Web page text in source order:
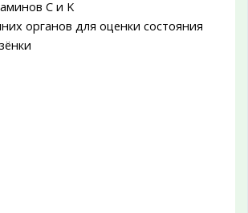
C и K
органов для оценки состояния